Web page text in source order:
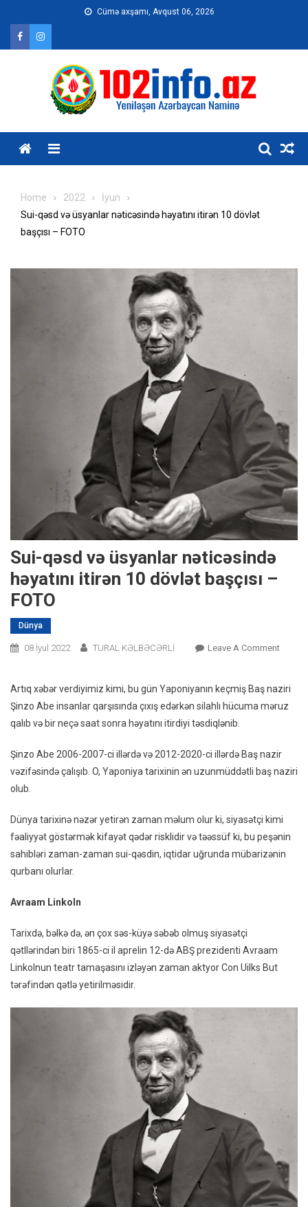
content
Cümə axşamı, Avqust 06, 2026
Home 2022
İyun
Sui-qəsd və üsyanlar nəticəsində həyatını itirən 10 dövlət
başçısı – FOTO
Sui-qəsd və üsyanlar nəticəsində
həyatını itirən 10 dövlət başçısı –
FOTO
Dünya
08 İyul 2022 TURAL KƏLBƏCƏRLİ Leave A CommentOn
Və
Itirən
10
–
FOTO
Artıq xəbər verdiyimiz kimi, bu gün Yaponiyanın keçmiş Baş naziri
Şinzo Abe insanlar qarşısında çıxış edərkən silahlı hücuma məruz
qalıb və bir neçə saat sonra həyatını itirdiyi təsdiqlənib.
Şinzo Abe 2006-2007-ci illərdə və 2012-2020-ci illərdə Baş nazir
vəzifəsində çalışıb. O, Yaponiya tarixinin ən uzunmüddətli baş naziri
olub.
Dünya tarixinə nəzər yetirən zaman məlum olur ki, siyasətçi kimi
fəaliyyət göstərmək kifayət qədər risklidir və təəssüf ki, bu peşənin
sahibləri zaman-zaman sui-qəsdin, iqtidar uğrunda mübarizənin
qurbanı olurlar.
Avraam Linkoln
Tarixdə, bəlkə də, ən çox səs-küyə səbəb olmuş siyasətçi
qətllərindən biri 1865-ci il aprelin 12-də ABŞ prezidenti Avraam
Linkolnun teatr tamaşasını izləyən zaman aktyor Con Uilks But
tərəfindən qətlə yetirilməsidir.